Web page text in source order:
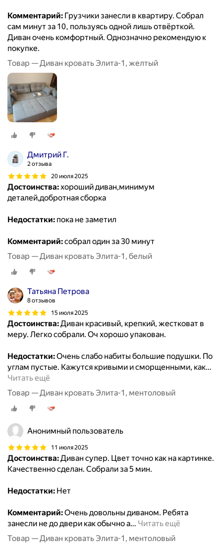
Комментарий: Грузчики занесли в квартиру. Собрал
сам минут за 10, пользуясь одной лишь отвёрткой.
Диван очень комфортный. Однозначно рекомендую к
покупке.
Товар — Диван кровать Элита-1, желтый
Дмитрий Г.
2 отзыва
20 июля 2025
Достоинства:хороший диван,минимум
деталей,добротная сборка
Недостатки: пока не заметил
Комментарий:собрал один за 30 минут
Товар — Диван кровать Элита-1, белый
Татьяна Петрова
8 отзывов
15 июля 2025
Достоинства:Диван красивый, крепкий, жестковат в
меру. Легко собрали. Оч хорошо упакован.
Недостатки:Очень слабо набиты большие подушки. По
углам пустые. Кажутся кривыми и сморщенными, как…
Читать ещё
Товар — Диван кровать Элита-1, ментоловый
Анонимный пользователь
11 июля 2025
Достоинства:Диван супер. Цвет точно как на картинке.
Качественно сделан. Собрали за 5 мин.
Недостатки: Нет
Комментарий:Очень довольны диваном. Ребята
занесли не до двери как обычно а… Читать ещё
Товар — Диван кровать Элита-1, ментоловый